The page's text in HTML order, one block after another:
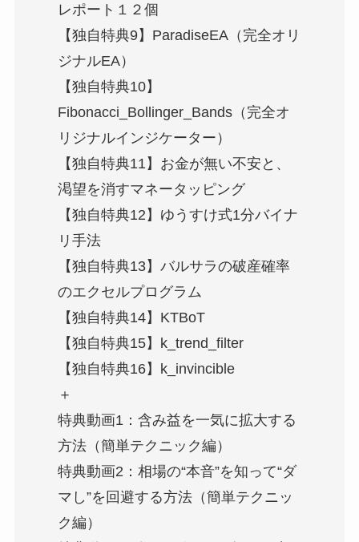
レポート１２個
【独自特典9】ParadiseEA（完全オリ
ジナルEA）
【独自特典10】
Fibonacci_Bollinger_Bands（完全オ
リジナルインジケーター）
【独自特典11】お金が無い不安と、
渇望を消すマネータッピング
【独自特典12】ゆうすけ式1分バイナ
リ手法
【独自特典13】バルサラの破産確率
のエクセルプログラム
【独自特典14】KTBoT
【独自特典15】k_trend_filter
【独自特典16】k_invincible
＋
特典動画1：含み益を一気に拡大する
方法（簡単テクニック編）
特典動画2：相場の“本音”を知って“ダ
マし”を回避する方法（簡単テクニッ
ク編）